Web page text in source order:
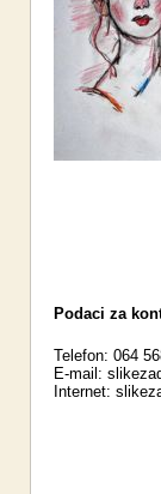
Podaci za
Telefon: 064
E-mail:
Internet: